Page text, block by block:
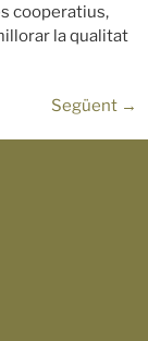
cooperatius,
la qualitat
Següent →